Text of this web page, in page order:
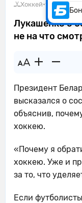
Хоккей•16.06.2026
Лукашенко о
не на что
Президент
высказался о
объяснив,
хоккею.
«Почему я
хоккею. Уже и
за то, что
Если